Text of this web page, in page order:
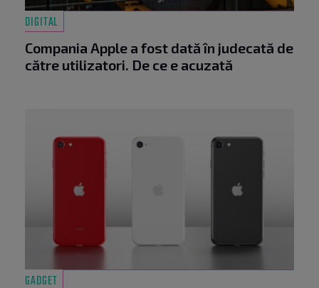
DIGITAL
Compania Apple a fost dată în judecată de
către utilizatori. De ce e acuzată
GADGET